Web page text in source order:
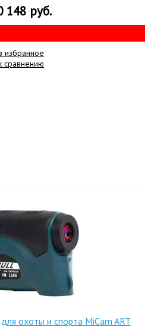
148 руб.
избранное
сравнению
охоты и спорта MiCam ART